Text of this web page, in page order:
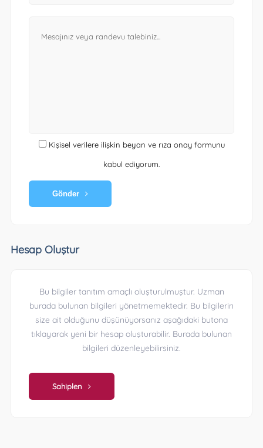
Kişisel verilere ilişkin beyan ve rıza onay formunu
kabul ediyorum.
Gönder
Hesap Oluştur
Bu bilgiler tanıtım amaçlı oluşturulmuştur. Uzman
burada bulunan bilgileri yönetmemektedir. Bu bilgilerin
size ait olduğunu düşünüyorsanız aşağıdaki butona
tıklayarak yeni bir hesap oluşturabilir. Burada bulunan
bilgileri düzenleyebilirsiniz.
Sahiplen